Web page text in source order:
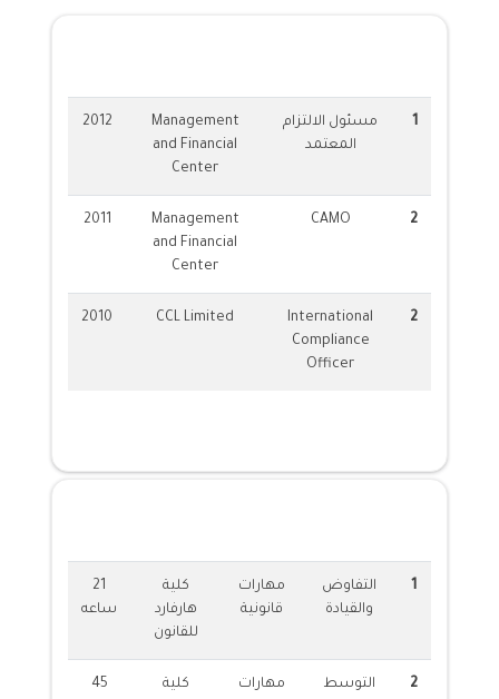
مسئول الالتزام
المعتمد
Management
and Financial
Center
2012
CAMO
Management
and Financial
Center
2011
International
Compliance
Officer
CCL Limited
2010
التفاوض
والقيادة
مهارات
قانونية
كلية
هارفارد
للقانون
ساعه
التوسط
مهارات
كلية